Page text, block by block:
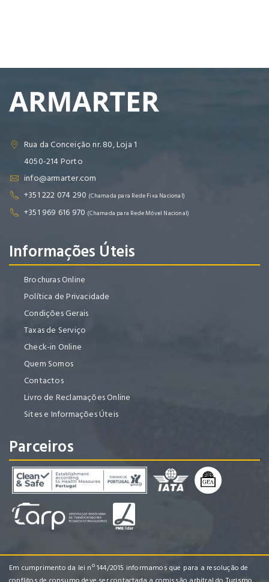
Rua da Conceição nr. 80, Loja 1
4050-214 Porto
info@armarter.com
+351 222 074 290 (Chamada para Rede Fixa Nacional)
+351 969 616 970 (Chamada para Rede Móvel Nacional)
Informações Úteis
Brochuras Online
Política de Privacidade
Condições Gerais
Taxas de Serviço
Check-in Online
Quem Somos
Contactos
Livro de Reclamações Online
Sites e Informações Úteis
Parceiros
Em cumprimento da lei nº 144/2015 informamos que para a resolução de